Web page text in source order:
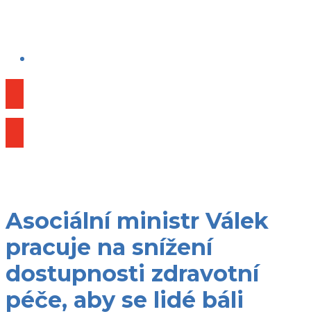
Publikace
Asociální ministr Válek
pracuje na snížení
dostupnosti zdravotní
péče, aby se lidé báli